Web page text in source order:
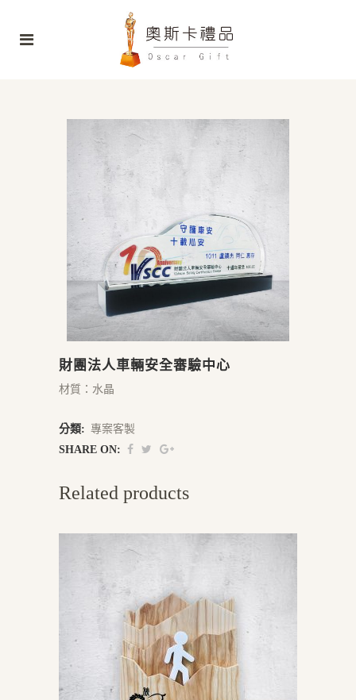
財團法人車輛安全審驗中心
材質：水晶
分類: 專案客製
SHARE ON:
Related products